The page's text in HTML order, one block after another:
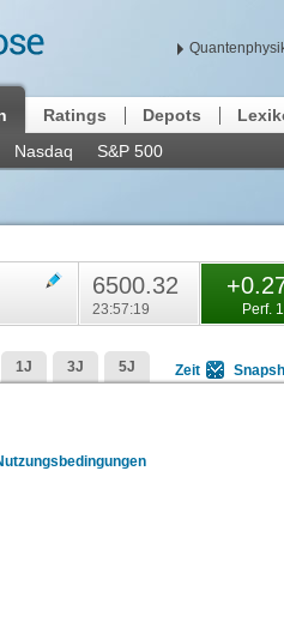
Nasdaq S&P 500
Ratings Depots
6500.32
23:57:19 Perf.
1J 3J 5J Zeit